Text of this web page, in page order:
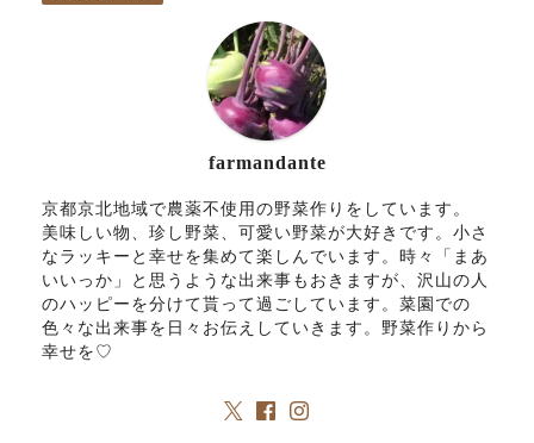
farmandante
京都京北地域で農薬不使用の野菜作りをしています。
美味しい物、珍し野菜、可愛い野菜が大好きです。小さ
なラッキーと幸せを集めて楽しんでいます。時々「まあ
いいっか」と思うような出来事もおきますが、沢山の人
のハッピーを分けて貰って過ごしています。菜園での
色々な出来事を日々お伝えしていきます。野菜作りから
幸せを♡